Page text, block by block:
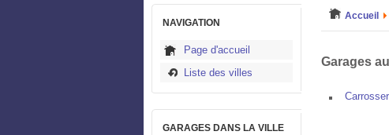
NAVIGATION
Page d'accueil
Liste des villes
GARAGES DANS LA VILLE
Accueil
Garages